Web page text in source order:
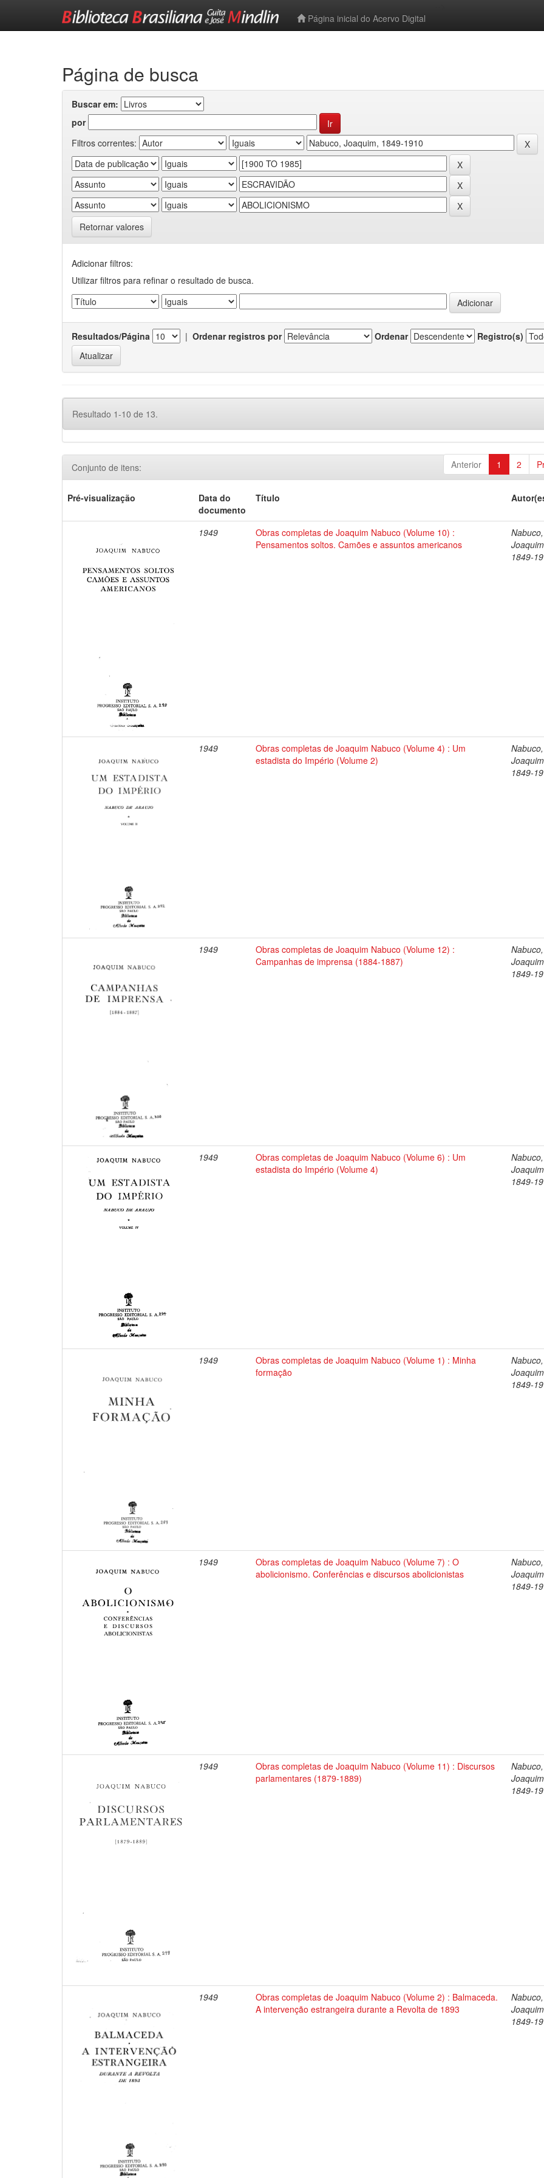
Página inicial do Acervo Digital
Página de busca
Buscar em:
por
Filtros correntes:
Retornar valores
Adicionar filtros:
Utilizar filtros para refinar o resultado de busca.
Resultados/Página | Ordenar registros por Ordenar Registro(s)
Resultado 1-10 de 13.
Anterior 1 2
Conjunto de itens:
Pré-visualização
Data do
documento
Título
1949
Obras completas de Joaquim Nabuco (Volume 10) :
Pensamentos soltos. Camões e assuntos americanos
Nabuco,
1849-
1949
Obras completas de Joaquim Nabuco (Volume 4) : Um
estadista do Império (Volume 2)
Nabuco,
1849-
1949
Obras completas de Joaquim Nabuco (Volume 12) :
Campanhas de imprensa (1884-1887)
Nabuco,
1849-
1949
Obras completas de Joaquim Nabuco (Volume 6) : Um
estadista do Império (Volume 4)
Nabuco,
1849-
1949
Obras completas de Joaquim Nabuco (Volume 1) : Minha
formação
Nabuco,
1849-
1949
Obras completas de Joaquim Nabuco (Volume 7) : O
abolicionismo. Conferências e discursos abolicionistas
Nabuco,
1849-
1949
Obras completas de Joaquim Nabuco (Volume 11) : Discursos
parlamentares (1879-1889)
Nabuco,
1849-
1949
Obras completas de Joaquim Nabuco (Volume 2) : Balmaceda.
A intervenção estrangeira durante a Revolta de 1893
Nabuco,
1849-